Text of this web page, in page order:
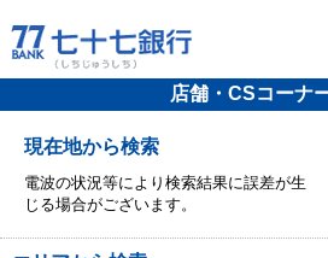
店舗・CSコーナ
現在地から検索
電波の状況等により検索結果に誤差が生
じる場合がございます。